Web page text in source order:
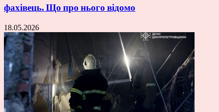
фахівець. Що про нього відомо
18.05.2026